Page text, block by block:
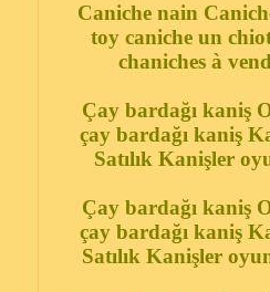
Caniche nain
toy caniche un
chaniches à
Çay bardağı kaniş
çay bardağı kaniş
Satılık Kanişler
Çay bardağı kaniş
çay bardağı kaniş
Satılık Kanişler